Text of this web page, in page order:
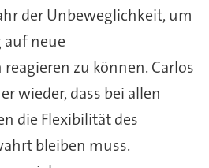
der Unbeweglichkeit, um
neue
zu können. Carlos
wieder, dass bei allen
die Flexibilität des
bleiben muss.